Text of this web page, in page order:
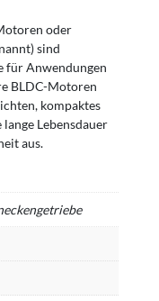
oder
sind
für Anwendungen
BLDC-Motoren
kompaktes
Lebensdauer
aus.